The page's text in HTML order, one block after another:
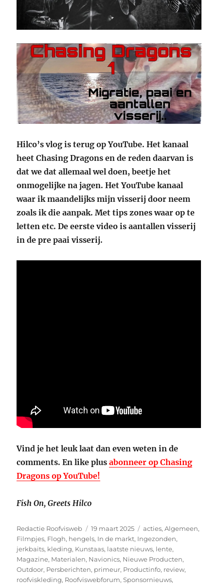
Hilco’s vlog is terug op YouTube. Het kanaal
heet Chasing Dragons en de reden daarvan is
dat we dat allemaal wel doen, beetje het
onmogelijke na jagen. Het YouTube kanaal
waar ik maandelijks mijn visserij door neem
zoals ik die aanpak. Met tips zones waar op te
letten etc. De eerste video is aantallen visserij
in de pre paai visserij.
Vind je het leuk laat dan even weten in de
comments. En like plusabonneer op Chasing
Dragons op YouTube!
Fish On,Greets Hilco
Auteur
Redactie Roofvisweb
Geplaatst
op
19 maart 2025 Categorieën
acties,Algemeen,
Filmpjes, Flogh, hengels, In de markt, Ingezonden,
jerkbaits, kleding, Kunstaas, laatste nieuws, lente,
Magazine, Materialen, Navionics, Nieuwe Producten,
Outdoor, Persberichten, primeur, Productinfo, review,
roofviskleding, Roofviswebforum,Sponsornieuws,